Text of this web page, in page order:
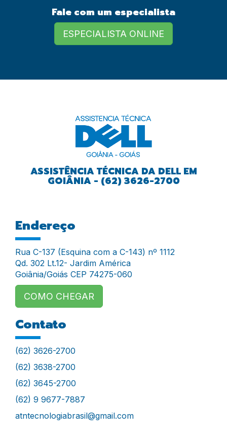
European Commission |
Cookies Policy
powered by
Fale com um especialista
ESPECIALISTA ONLINE
ASSISTÊNCIA TÉCNICA DA DELL EM
GOIÂNIA - (62) 3626-2700
Endereço
Rua C-137 (Esquina com a C-143) nº 1112
Qd. 302 Lt.12- Jardim América
Goiânia/Goiás CEP 74275-060
COMO CHEGAR
Contato
(62) 3626-2700
(62) 3638-2700
(62) 3645-2700
(62) 9 9677-7887
atntecnologiabrasil@gmail.com